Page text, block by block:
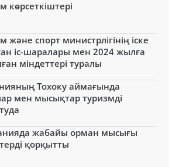
көрсеткіштері
және спорт министрлігінің іске
іс-шаралары мен 2024 жылға
міндеттері туралы
Тохоку аймағында
мен мысықтар туризмді
жабайы орман мысығы
қорқытты